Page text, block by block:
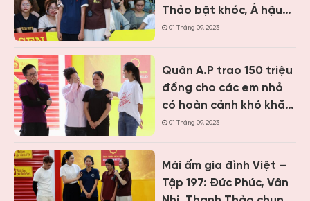
Thảo bật khóc, Á hậu
Vân Nhi và ca sĩ Nguyễn
chăm mẹ bệnh tâm
thần
01 Tháng 09, 2023
Quân A.P trao 150 triệu
đồng cho các em nhỏ
có hoàn cảnh khó khăn
khi ghi hình “Mái ấm gia
01 Tháng 09, 2023
Mái ấm gia đình Việt –
Tập 197: Đức Phúc, Vân